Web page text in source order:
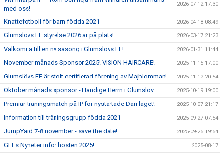
med oss!
2026-07-12 17:30
Knattefotboll för barn födda 2021 2026-04-18 08:49
Glumslövs FF styrelse 2026 är på plats! 2026-03-17 21:23
Välkomna till en ny säsong i Glumslövs FF! 2026-01-31 11:44
November månads Sponsor 2025! VISION HAIRCARE! 2025-11-15 17:00
Glumslövs FF är stolt certifierad förening av Majblomman! 2025-11-12 20:54
Oktober månads sponsor - Händige Herrn i Glumslöv 2025-10-19 19:00
Premiär-träningsmatch på IP för nystartade Damlaget! 2025-10-07 21:17
Information till träningsgrupp födda 2021 2025-09-27 07:54
JumpYard 7-8 november - save the date! 2025-09-25 19:54
GFFs Nyheter inför hösten 2025! 2025-08-17